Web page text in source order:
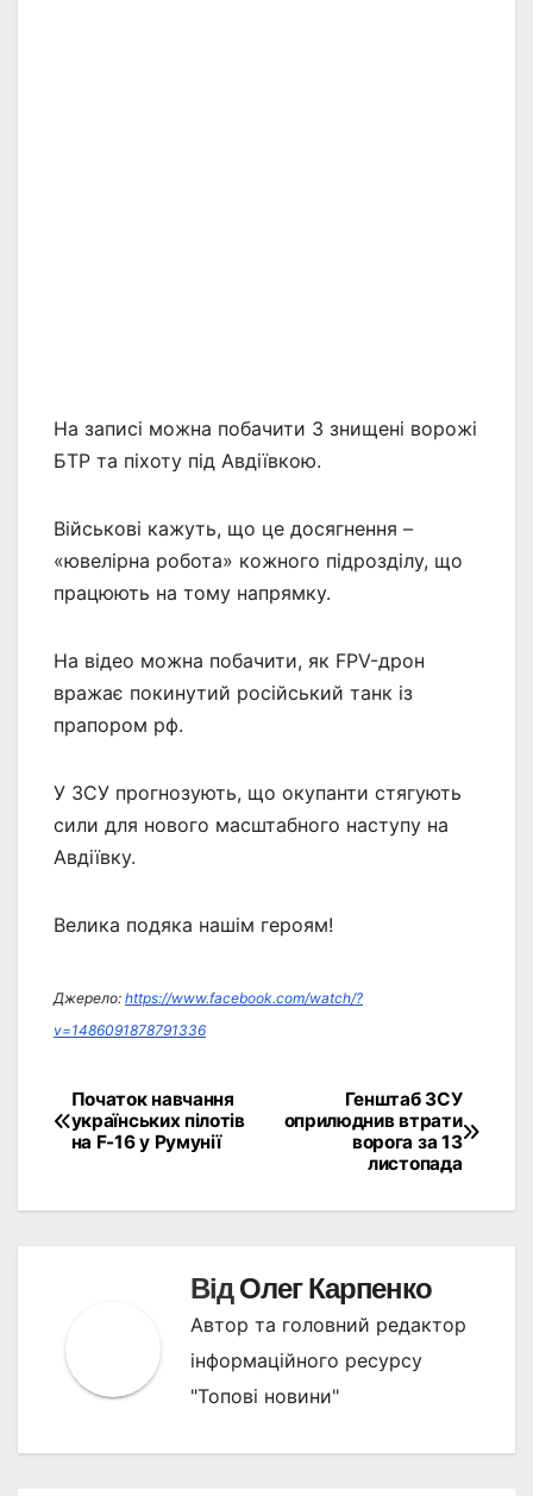
На записі можна побачити 3 знищені ворожі
БТР та піхоту під Авдіївкою.
Військові кажуть, що це досягнення –
«ювелірна робота» кожного підрозділу, що
працюють на тому напрямку.
На відео можна побачити, як FPV-дрон
вражає покинутий російський танк із
прапором рф.
У ЗСУ прогнозують, що окупанти стягують
сили для нового масштабного наступу на
Авдіївку.
Велика подяка нашім героям!
Джерело: https://www.facebook.com/watch/?
v=1486091878791336
Навігація
записів
Генштаб ЗСУ
оприлюднив втрати
ворога за 13
листопада
Початок навчання
українських пілотів
на F-16 у Румунії
ВідОлег Карпенко
Автор та головний редактор
інформаційного ресурсу
"Топові новини"